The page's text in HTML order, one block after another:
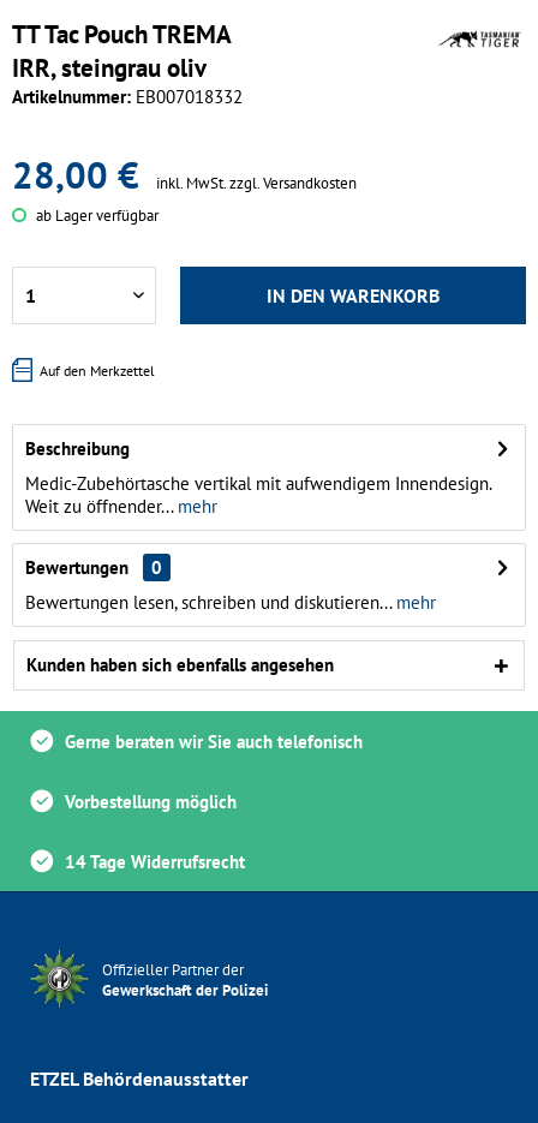
TT Tac Pouch TREMA
IRR, steingrau oliv
Artikelnummer: EB007018332
28,00 € inkl. MwSt.zzgl. Versandkosten
ab Lager verfügbar
IN DEN WARENKORB
Auf den Merkzettel
Beschreibung
Medic-Zubehörtasche vertikal mit aufwendigem Innendesign.
Weit zu öffnender...mehr
Bewertungen
0
Bewertungen lesen, schreiben und diskutieren...mehr
Kunden haben sich ebenfalls angesehen
Gerne beraten wir Sie auch telefonisch
Vorbestellung möglich
14 Tage Widerrufsrecht
Offizieller Partner der
Gewerkschaft der Polizei
ETZEL Behördenausstatter